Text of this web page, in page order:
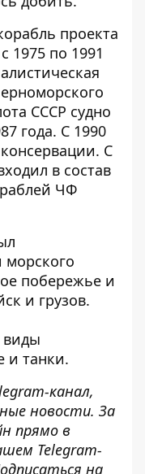
проекта
1975 по 1991
СССР судно
года. С 1990
С
в состав
ЧФ
морского
побережье и
и грузов.
виды
и танки.
канал,
новости. За
прямо в
Telegram-
на